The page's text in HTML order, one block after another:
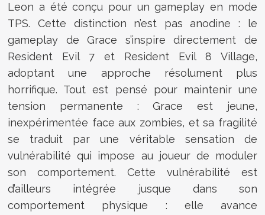
Leon a été conçu pour un gameplay en mode
TPS. Cette distinction n’est pas anodine : le
gameplay de Grace s’inspire directement de
Resident Evil 7 et Resident Evil 8 Village,
adoptant une approche résolument plus
horrifique. Tout est pensé pour maintenir une
tension permanente : Grace est jeune,
inexpérimentée face aux zombies, et sa fragilité
se traduit par une véritable sensation de
vulnérabilité qui impose au joueur de moduler
son comportement. Cette vulnérabilité est
d’ailleurs intégrée jusque dans son
comportement physique : elle avance